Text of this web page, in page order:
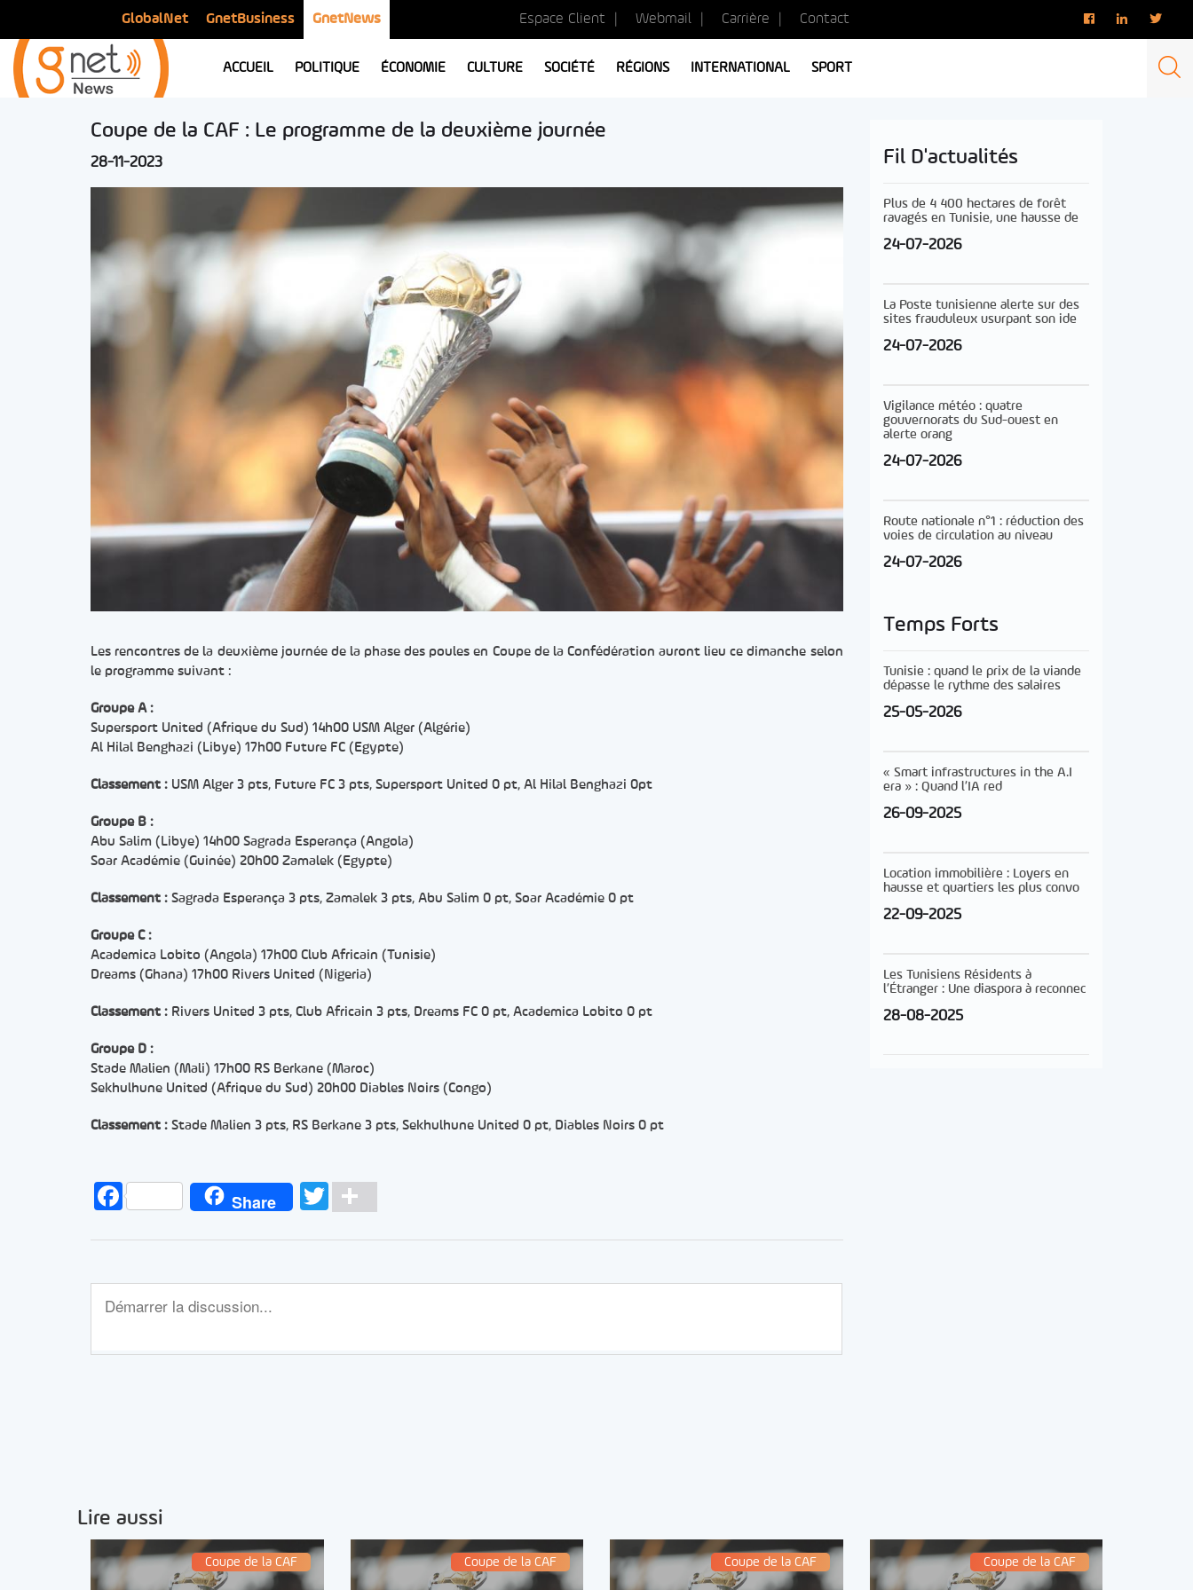
GlobalNet GnetBusiness GnetNews Espace Client Webmail Carrière Contact
ACCUEIL POLITIQUE ÉCONOMIE CULTURE SOCIÉTÉ RÉGIONS INTERNATIONAL SPORT
Coupe de la CAF : Le programme de la deuxième journée
28-11-2023
Les rencontres de la deuxième journée de la phase des poules en Coupe de la Confédération auront lieu ce dimanche selon
le programme suivant :
Groupe A :
Supersport United (Afrique du Sud) 14h00 USM Alger (Algérie)
Al Hilal Benghazi (Libye) 17h00 Future FC (Egypte)
Classement : USM Alger 3 pts, Future FC 3 pts, Supersport United 0 pt, Al Hilal Benghazi 0pt
Groupe B :
Abu Salim (Libye) 14h00 Sagrada Esperança (Angola)
Soar Académie (Guinée) 20h00 Zamalek (Egypte)
Classement : Sagrada Esperança 3 pts, Zamalek 3 pts, Abu Salim 0 pt, Soar Académie 0 pt
Groupe C :
Academica Lobito (Angola) 17h00 Club Africain (Tunisie)
Dreams (Ghana) 17h00 Rivers United (Nigeria)
Classement : Rivers United 3 pts, Club Africain 3 pts, Dreams FC 0 pt, Academica Lobito 0 pt
Groupe D :
Stade Malien (Mali) 17h00 RS Berkane (Maroc)
Sekhulhune United (Afrique du Sud) 20h00 Diables Noirs (Congo)
Classement : Stade Malien 3 pts, RS Berkane 3 pts, Sekhulhune United 0 pt, Diables Noirs 0 pt
FacebookShare TwitterPartager
Fil D'actualités
Plus de 4 400 hectares de forêt
ravagés en Tunisie, une hausse de
24-07-2026
La Poste tunisienne alerte sur des
sites frauduleux usurpant son ide
24-07-2026
Vigilance météo : quatre
gouvernorats du Sud-ouest en
alerte orang
24-07-2026
Route nationale n°1 : réduction des
voies de circulation au niveau
24-07-2026
Temps Forts
Tunisie : quand le prix de la viande
dépasse le rythme des salaires
25-05-2026
« Smart infrastructures in the A.I
era » : Quand l’IA red
26-09-2025
Location immobilière : Loyers en
hausse et quartiers les plus convo
22-09-2025
Les Tunisiens Résidents à
l’Étranger : Une diaspora à reconnec
28-08-2025
Lire aussi
Coupe de la CAF Coupe de la CAF Coupe de la CAF Coupe de la CAF